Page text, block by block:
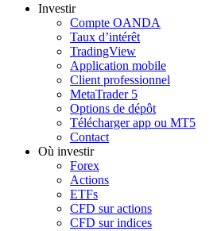
Investir
Compte OANDA
Taux d’intérêt
TradingView
Application mobile
Client professionnel
MetaTrader 5
Options de dépôt
Télécharger app ou MT5
Contact
Où investir
Forex
Actions
ETFs
CFD sur actions
CFD sur indices